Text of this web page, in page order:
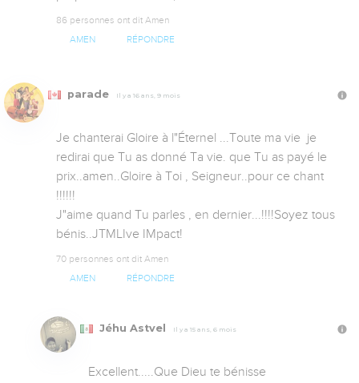
86 personnes ont dit Amen
AMEN RÉPONDRE
parade Il y a 16 ans, 9 mois
Je chanterai Gloire à l"Éternel ...Toute ma vie  je
redirai que Tu as donné Ta vie. que Tu as payé le
prix..amen..Gloire à Toi , Seigneur..pour ce chant
!!!!!!
J"aime quand Tu parles , en dernier...!!!!Soyez tous
bénis..JTMLIve IMpact!
70 personnes ont dit Amen
AMEN RÉPONDRE
Jéhu Astvel Il y a 15 ans, 6 mois
Excellent.....Que Dieu te bénisse